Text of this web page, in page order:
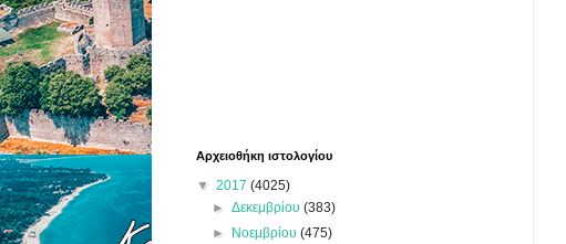
Αρχειοθήκη ιστολογίου
▼ 2017 (4025)
►Δεκεμβρίου(383)
► Νοεμβρίου(475)